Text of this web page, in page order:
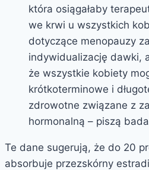
która osiągałaby
we krwi u wszystkich
dotyczące menopauzy
indywidualizację dawki,
że wszystkie kobiety
krótkoterminowe i
zdrowotne związane z
hormonalną – piszą
Te dane sugerują, że do 20
absorbuje przezskórny